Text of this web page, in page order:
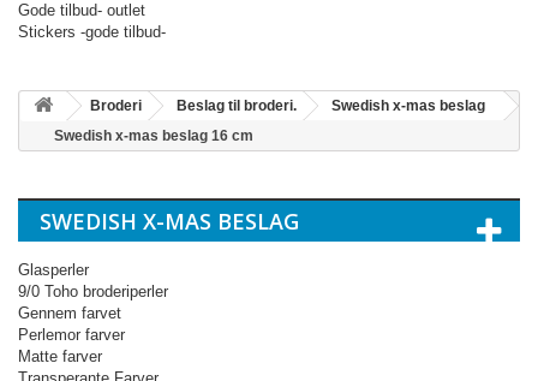
Gode tilbud- outlet
Stickers -gode tilbud-
Broderi Beslag til broderi.
Swedish x-mas beslag
Swedish x-mas beslag 16 cm
SWEDISH X-MAS BESLAG
Glasperler
9/0 Toho broderiperler
Gennem farvet
Perlemor farver
Matte farver